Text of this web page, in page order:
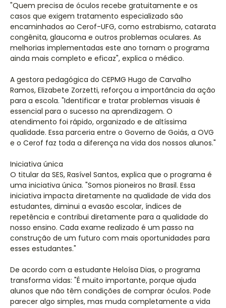
"Quem precisa de óculos recebe gratuitamente e os
casos que exigem tratamento especializado são
encaminhados ao Cerof-UFG, como estrabismo, catarata
congênita, glaucoma e outros problemas oculares. As
melhorias implementadas este ano tornam o programa
ainda mais completo e eficaz", explica o médico.
A gestora pedagógica do CEPMG Hugo de Carvalho
Ramos, Elizabete Zorzetti, reforçou a importância da ação
para a escola. "Identificar e tratar problemas visuais é
essencial para o sucesso na aprendizagem. O
atendimento foi rápido, organizado e de altíssima
qualidade. Essa parceria entre o Governo de Goiás, a OVG
e o Cerof faz toda a diferença na vida dos nossos alunos."
Iniciativa única
O titular da SES, Rasível Santos, explica que o programa é
uma iniciativa única. "Somos pioneiros no Brasil. Essa
iniciativa impacta diretamente na qualidade de vida dos
estudantes, diminui a evasão escolar, índices de
repetência e contribui diretamente para a qualidade do
nosso ensino. Cada exame realizado é um passo na
construção de um futuro com mais oportunidades para
esses estudantes."
De acordo com a estudante Heloísa Dias, o programa
transforma vidas: "É muito importante, porque ajuda
alunos que não têm condições de comprar óculos. Pode
parecer algo simples, mas muda completamente a vida